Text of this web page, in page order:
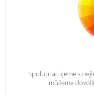
Spolupracujeme s
můžeme